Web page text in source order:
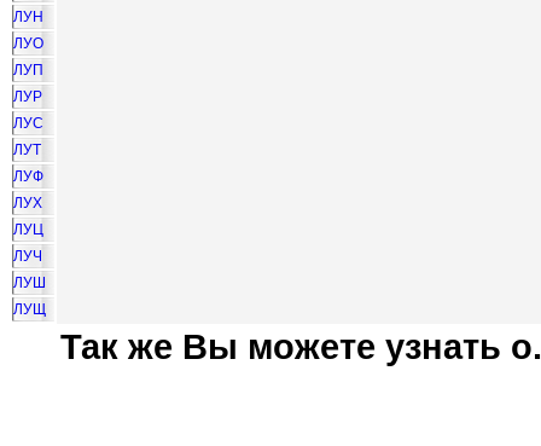
ЛУН
ЛУО
ЛУП
ЛУР
ЛУС
ЛУТ
ЛУФ
ЛУХ
ЛУЦ
ЛУЧ
ЛУШ
ЛУЩ
Так же Вы можете узнать